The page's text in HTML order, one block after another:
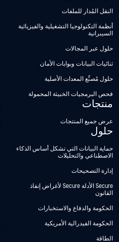
النقل المُدار للملفات
أنظمة التكنولوجيا التشغيلية والفيزيائية
السيبرانية
حلول عبر المجالات
ثنائيات البيانات وبوابات الأمان
حلول مُصنِّع المعدات الأصلية
فحص البرمجيات الخبيثة المحمولة
منتجات
عرض جميع المنتجات
حلول
حماية البيانات التي تشكل أساس الذكاء
الاصطناعي والتحليلات
إدارة التصحيحات
Secure الأدلة Secure لأغراض إنفاذ
القانون
الحكومة والدفاع والاستخبارات
الحكومة الفيدرالية الأمريكية
الطاقة